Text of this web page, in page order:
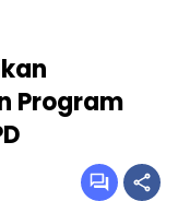
Program